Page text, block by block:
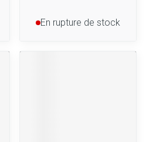
En rupture de stock